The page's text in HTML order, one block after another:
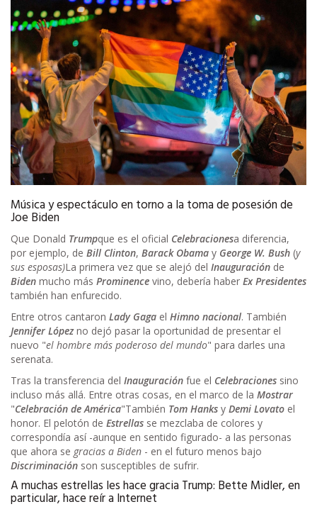
Música y espectáculo en torno a la toma de posesión de
Joe Biden
Que Donald Trumpque es el oficial Celebracionesa diferencia,
por ejemplo, de Bill Clinton, Barack Obama y George W. Bush (y
sus esposas)La primera vez que se alejó del Inauguración de
Biden mucho más Prominence vino, debería haber Ex Presidentes
también han enfurecido.
Entre otros cantaron Lady Gaga el Himno nacional. También
Jennifer Lópezno dejó pasar la oportunidad de presentar el
nuevo "el hombre más poderoso del mundo" para darles una
serenata.
Tras la transferencia del Inauguración fue el Celebraciones sino
incluso más allá. Entre otras cosas, en el marco de la Mostrar
"Celebración de América"También Tom Hanks y Demi Lovato el
honor. El pelotón de Estrellas se mezclaba de colores y
correspondía así -aunque en sentido figurado- a las personas
que ahora se gracias a Biden - en el futuro menos bajo
Discriminación son susceptibles de sufrir.
A muchas estrellas les hace gracia Trump: Bette Midler, en
particular, hace reír a Internet